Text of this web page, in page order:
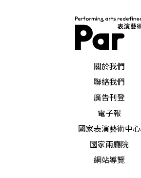
關於我們
聯絡我們
廣告刊登
電子報
國家表演藝術中心
國家兩廳院
網站導覽